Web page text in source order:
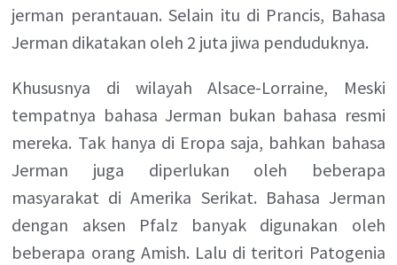
jerman perantauan. Selain itu di Prancis, Bahasa
Jerman dikatakan oleh 2 juta jiwa penduduknya.
Khususnya di wilayah Alsace-Lorraine, Meski
tempatnya bahasa Jerman bukan bahasa resmi
mereka. Tak hanya di Eropa saja, bahkan bahasa
Jerman juga diperlukan oleh beberapa
masyarakat di Amerika Serikat. Bahasa Jerman
dengan aksen Pfalz banyak digunakan oleh
beberapa orang Amish. Lalu di teritori Patogenia